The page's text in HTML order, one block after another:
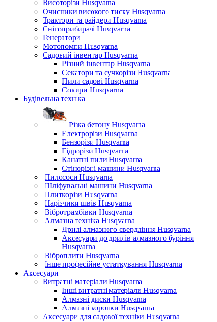
Висоторізи Husqvarna
Очисники високого тиску Husqvarna
Трактори та райдери Husqvarna
Снігоприбирачі Husqvarna
Генератори
Мотопомпи Husqvarna
Садовий інвентар Husqvarna
Різний інвентар Husqvarna
Секатори та сучкорізи Husqvarna
Пили садові Husqvarna
Сокири Husqvarna
Будівельна техніка
Різка бетону Husqvarna
Електрорізи Husqvarna
Бензорізи Husqvarna
Гідрорізи Husqvarna
Канатні пили Husqvarna
Стінорізні машини Husqvarna
Пилососи Husqvarna
Шліфувальні машини Husqvarna
Плиткорізи Husqvarna
Нарізчики швів Husqvarna
Вібротрамбівки Husqvarna
Алмазна техніка Husqvarna
Дрилі алмазного свердління Husqvarna
Аксесуари до дрилів алмазного буріння
Husqvarna
Віброплити Husqvarna
Інше професійне устаткування Husqvarna
Аксесуари
Витратні матеріали Husqvarna
Інші витратні матеріали Husqvarna
Алмазні диски Husqvarna
Алмазні коронки Husqvarna
Аксесуари для садової техніки Husqvarna